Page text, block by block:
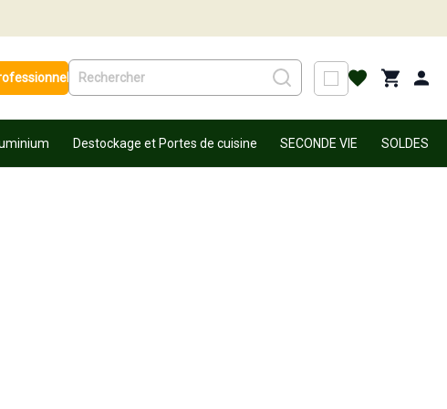
Destockage et Portes de cuisine SECONDE VIE SOLDES